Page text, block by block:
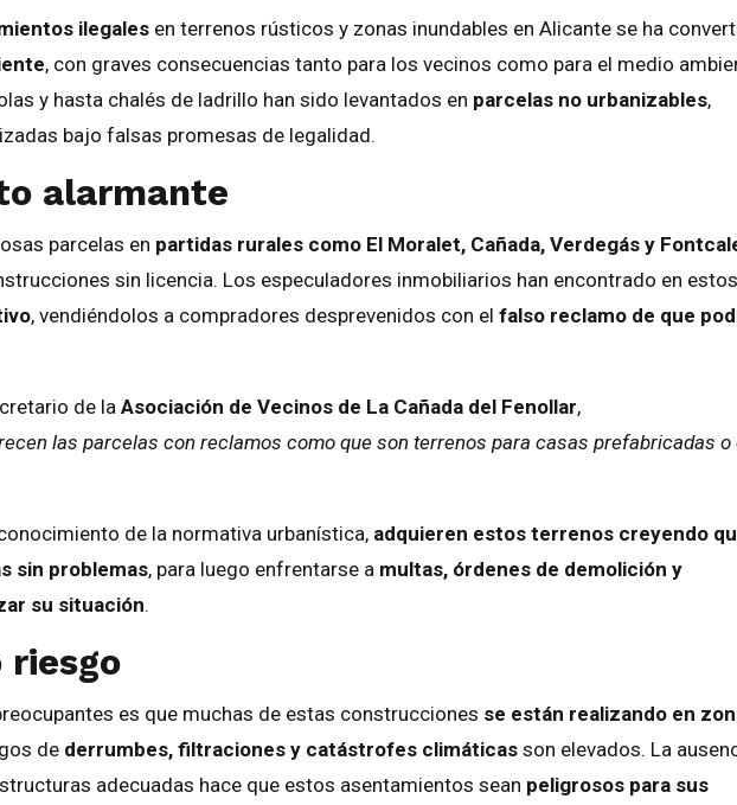
ilegales en terrenos rústicos y zonas inundables en Alicante se ha
, con graves consecuencias tanto para los vecinos como para el medio
y hasta chalés de ladrillo han sido levantados en parcelas no urbanizables,
bajo falsas promesas de legalidad.
alarmante
parcelas en partidas rurales como El Moralet, Cañada, Verdegás y
sin licencia. Los especuladores inmobiliarios han encontrado en estos
, vendiéndolos a compradores desprevenidos con el falso reclamo de que
de la Asociación de Vecinos de La Cañada del Fenollar,
las parcelas con reclamos como que son terrenos para casas prefabricadas o
de la normativa urbanística, adquieren estos terrenos creyendo
sin problemas, para luego enfrentarse a multas, órdenes de demolición y
su situación.
riesgo
es que muchas de estas construcciones se están realizando en
de derrumbes, filtraciones y catástrofes climáticas son elevados. La
adecuadas hace que estos asentamientos sean peligrosos para sus